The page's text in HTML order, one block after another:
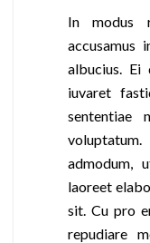
In modus
accusamus
albucius. Ei
iuvaret
sententiae
admodum,
laoreet
sit. Cu pro
repudiare